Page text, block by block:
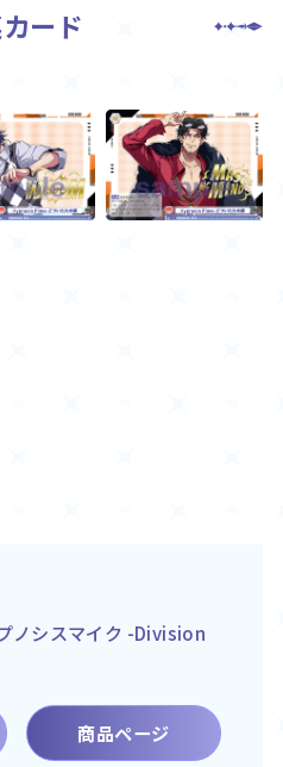
ード
ノシスマイク -Division
商品ページ